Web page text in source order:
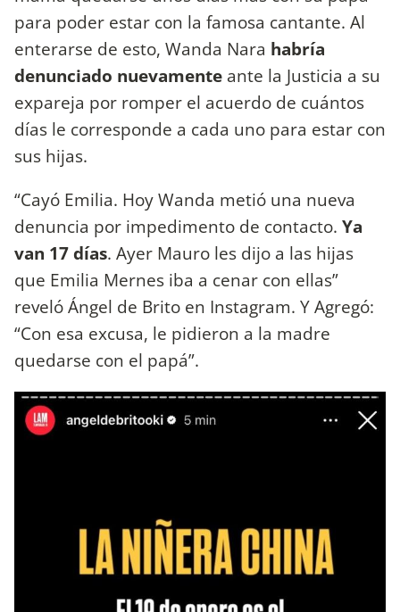
para poder estar con la famosa cantante. Al
enterarse de esto, Wanda Nara habría
denunciado nuevamente ante la Justicia a su
expareja por romper el acuerdo de cuántos
días le corresponde a cada uno para estar con
sus hijas.
“Cayó Emilia. Hoy Wanda metió una nueva
denuncia por impedimento de contacto. Ya
van 17 días. Ayer Mauro les dijo a las hijas
que Emilia Mernes iba a cenar con ellas”
reveló Ángel de Brito en Instagram. Y Agregó:
“Con esa excusa, le pidieron a la madre
quedarse con el papá”.